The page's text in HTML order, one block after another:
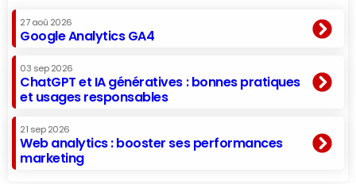
27 aoû 2026
Google Analytics GA4
03 sep 2026
ChatGPT et IA génératives : bonnes pratiques
et usages responsables
21 sep 2026
Web analytics : booster ses performances
marketing